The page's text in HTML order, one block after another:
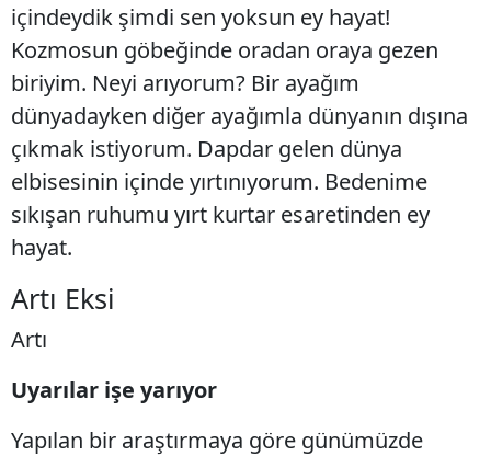
içindeydik şimdi sen yoksun ey hayat!
Kozmosun göbeğinde oradan oraya gezen
biriyim. Neyi arıyorum? Bir ayağım
dünyadayken diğer ayağımla dünyanın dışına
çıkmak istiyorum. Dapdar gelen dünya
elbisesinin içinde yırtınıyorum. Bedenime
sıkışan ruhumu yırt kurtar esaretinden ey
hayat.
Artı Eksi
Artı
Uyarılar işe yarıyor
Yapılan bir araştırmaya göre günümüzde